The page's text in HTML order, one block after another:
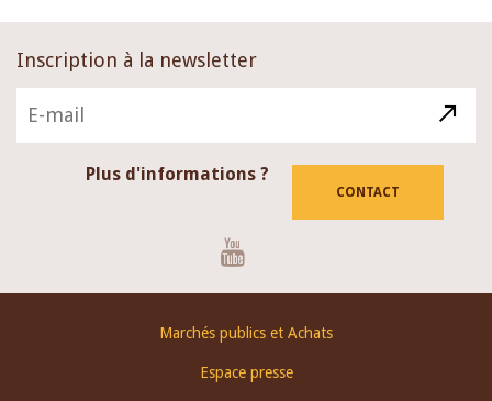
Inscription à la newsletter
Plus d'informations ?
CONTACT
Marchés publics et Achats
Espace presse